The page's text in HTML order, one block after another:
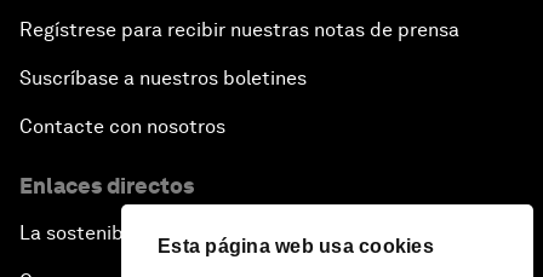
Esta página web usa cookies
Regístrese para recibir nuestras notas de prensa
Suscríbase a nuestros boletines
Contacte con nosotros
Enlaces directos
La sostenibilidad en el Foro